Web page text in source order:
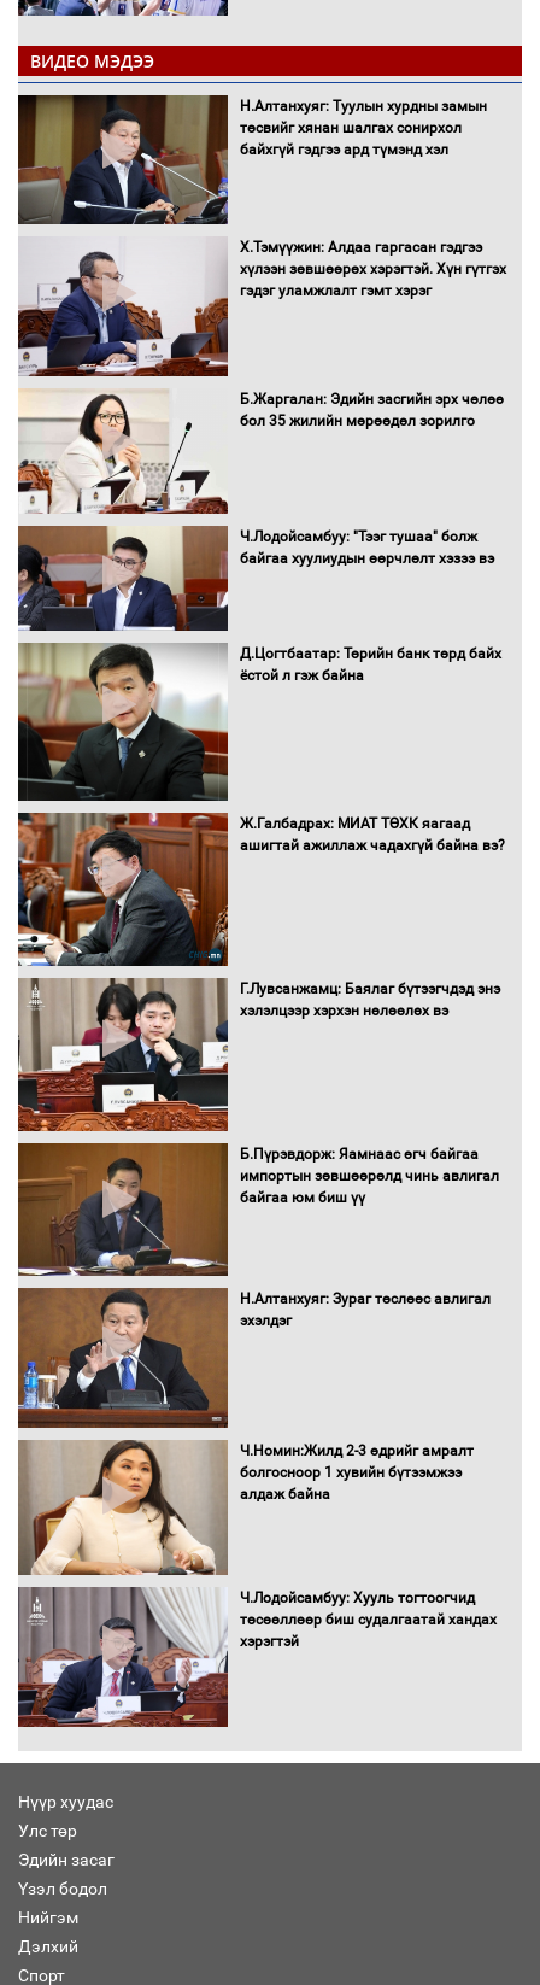
Автобензин, дизель түлшний онцгой
албан татварыг тэглэлээ
Санхүүгийн хэмнэлтийн горимд эрүүл
мэндийн салбар хамаарахгүй
Нөөцийн махны худалдаа,
борлуулалтыг нээлттэй ил тод
Монгол Улс “COP17”-д “Тал хээрийн
төлөвлөгөө”-гөө танилцуулна
16 төрлийн эмийг нэг эх үүсвэрээс
Бүх шатанд хэмнэлтийн горимд
шилжиж, найр наадам, зөвлөгөөн,
орчныг бүрдүүллээ
баримт
ВИДЕО МЭДЭЭ
Н.Алтанхуяг: Туулын хурдны замын
төсвийг хянан шалгах сонирхол
байхгүй гэдгээ ард түмэнд хэл
Х.Тэмүүжин: Алдаа гаргасан гэдгээ
хүлээн зөвшөөрөх хэрэгтэй. Хүн гүтгэх
гэдэг уламжлалт гэмт хэрэг
Б.Жаргалан: Эдийн засгийн эрх чөлөө
бол 35 жилийн мөрөөдөл зорилго
Ч.Лодойсамбуу: "Тээг тушаа" болж
байгаа хуулиудын өөрчлөлт хэзээ вэ
Д.Цогтбаатар: Төрийн банк төрд байх
ёстой л гэж байна
Ж.Галбадрах: МИАТ ТӨХК яагаад
ашигтай ажиллаж чадахгүй байна вэ?
Г.Лувсанжамц: Баялаг бүтээгчдэд энэ
хэлэлцээр хэрхэн нөлөөлөх вэ
Б.Пүрэвдорж: Яамнаас өгч байгаа
импортын зөвшөөрөлд чинь авлигал
байгаа юм биш үү
Н.Алтанхуяг: Зураг төслөөс авлигал
эхэлдэг
Ч.Номин:Жилд 2-3 өдрийг амралт
болгосноор 1 хувийн бүтээмжээ
алдаж байна
Ч.Лодойсамбуу: Хууль тогтоогчид
төсөөллөөр биш судалгаатай хандах
хэрэгтэй
Нүүр хуудас
Улс төр
Эдийн засаг
Үзэл бодол
Нийгэм
Дэлхий
Спорт